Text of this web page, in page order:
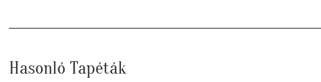
Hasonló Tapéták